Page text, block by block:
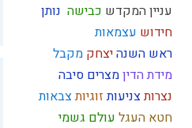
עניין המקדש כבישה נותן
חידוש עצמאות
ראש השנהיצחק מקבל
מידת הדיןמצרים סיבה
נצרותצניעותזוגיותצבאות
חטא העגל עולם גשמי